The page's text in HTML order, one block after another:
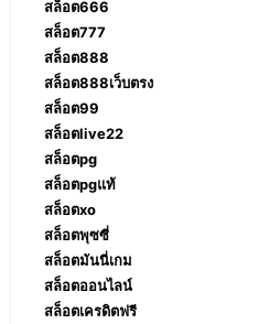
สล็อต666
สล็อต777
สล็อต888
สล็อต888เว็บตรง
สล็อต99
สล็อตlive22
สล็อตpg
สล็อตpgแท้
สล็อตxo
สล็อตพุซซี่
สล็อตมันนี่เกม
สล็อตออนไลน์
สล็อตเครดิตฟรี